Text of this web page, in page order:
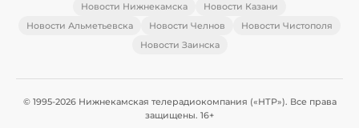
Новости Нижнекамска
Новости Казани
Новости Альметьевска
Новости Челнов
Новости Чистополя
Новости Заинска
© 1995-2026 Нижнекамская телерадиокомпания («НТР»). Все права
защищены. 16+